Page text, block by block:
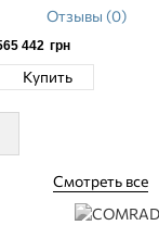
Отзывы (0)
442 грн
Купить
Смотреть все